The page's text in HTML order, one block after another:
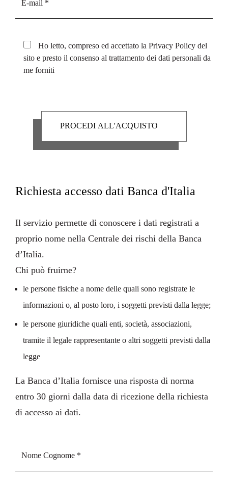
Ho letto, compreso ed accettato la Privacy Policy del
sito e presto il consenso al trattamento dei dati personali da
me forniti
Richiesta accesso dati Banca d'Italia
Il servizio permette di conoscere i dati registrati a
proprio nome nella Centrale dei rischi della Banca
d’Italia.
Chi può fruirne?
le persone fisiche a nome delle quali sono registrate le
informazioni o, al posto loro, i soggetti previsti dalla legge;
le persone giuridiche quali enti, società, associazioni,
tramite il legale rappresentante o altri soggetti previsti dalla
legge
La Banca d’Italia fornisce una risposta di norma
entro 30 giorni dalla data di ricezione della richiesta
di accesso ai dati.